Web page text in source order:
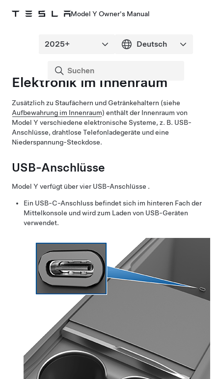
Model Y Owner's Manual
Elektronik im Innenraum
Zusätzlich zu Staufächern und Getränkehaltern (siehe
Aufbewahrung im Innenraum) enthält der Innenraum von
Model Y verschiedene elektronische Systeme, z. B. USB-
Anschlüsse, drahtlose Telefonladegeräte und eine
Niederspannung-Steckdose.
USB-Anschlüsse
Model Y verfügt über vier USB-Anschlüsse .
Ein USB-C-Anschluss befindet sich im hinteren Fach der
Mittelkonsole und wird zum Laden von USB-Geräten
verwendet.